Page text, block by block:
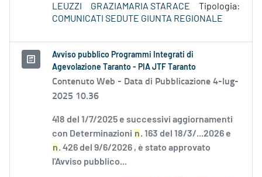
LEUZZI
GRAZIAMARIA STARACE
Tipologia:
COMUNICATI SEDUTE GIUNTA REGIONALE
Avviso pubblico Programmi Integrati di
Agevolazione Taranto - PIA JTF Taranto
Contenuto Web - Data di Pubblicazione 4-lug-
2025 10.36
418 del 1/7/2025 e successivi aggiornamenti
con Determinazioni n. 163 del 18/3/...2026 e
n. 426 del 9/6/2026 , è stato approvato
l'Avviso pubblico...